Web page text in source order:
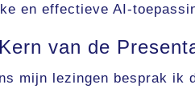
en effectieve AI-
van de
mijn lezingen besprak ik